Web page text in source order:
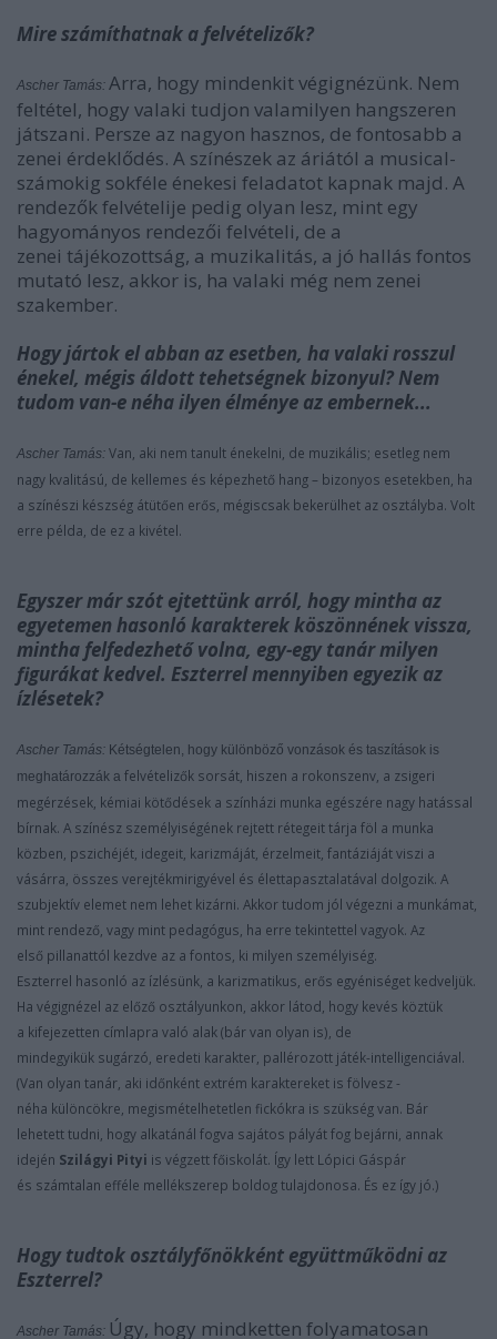
Mire számíthatnak a felvételizők?
Ascher Tamás: Arra, hogy mindenkit végignézünk. Nem
feltétel, hogy valaki tudjon valamilyen hangszeren
játszani. Persze az nagyon hasznos, de fontosabb a
zenei érdeklődés. A színészek az áriától a musical-
számokig sokféle énekesi feladatot kapnak majd. A
rendezők felvételije pedig olyan lesz, mint egy
hagyományos rendezői felvételi, de a
zenei tájékozottság, a muzikalitás, a jó hallás fontos
mutató lesz, akkor is, ha valaki még nem zenei
szakember.
Hogy jártok el abban az esetben, ha valaki rosszul
énekel, mégis áldott tehetségnek bizonyul? Nem
tudom van-e néha ilyen élménye az embernek...
Ascher Tamás: Van, aki nem tanult énekelni, de muzikális; esetleg nem
nagy kvalitású, de kellemes és képezhető hang – bizonyos esetekben, ha
a színészi készség átütően erős, mégiscsak bekerülhet az osztályba. Volt
erre példa, de ez a kivétel.
Egyszer már szót ejtettünk arról, hogy mintha az
egyetemen hasonló karakterek köszönnének vissza,
mintha felfedezhető volna, egy-egy tanár milyen
figurákat kedvel. Eszterrel mennyiben egyezik az
ízlésetek?
Ascher Tamás: Kétségtelen, hogy különböző vonzások és taszítások is
meghatározzák a felvételizők sorsát, hiszen a rokonszenv, a zsigeri
megérzések, kémiai kötődések a színházi munka egészére nagy hatással
bírnak. A színész személyiségének rejtett rétegeit tárja föl a munka
közben, pszichéjét, idegeit, karizmáját, érzelmeit, fantáziáját viszi a
vásárra, összes verejtékmirigyével és élettapasztalatával dolgozik. A
szubjektív elemet nem lehet kizárni. Akkor tudom jól végezni a munkámat,
mint rendező, vagy mint pedagógus, ha erre tekintettel vagyok. Az
első pillanattól kezdve az a fontos, ki milyen személyiség.
Eszterrel hasonló az ízlésünk, a karizmatikus, erős egyéniséget kedveljük.
Ha végignézel az előző osztályunkon, akkor látod, hogy kevés köztük
a kifejezetten címlapra való alak (bár van olyan is), de
mindegyikük sugárzó, eredeti karakter, pallérozott játék-intelligenciával.
(Van olyan tanár, aki időnként extrém karaktereket is fölvesz -
néha különcökre, megismételhetetlen fickókra is szükség van. Bár
lehetetttudni, hogy alkatánál fogva sajátos pályát fog bejárni, annak
idején Szilágyi Pityi is végzett főiskolát. Így lett Lópici Gáspár
és számtalan efféle mellékszerep boldog tulajdonosa. És ez így jó.)
Hogy tudtok osztályfőnökként együttműködni az
Eszterrel?
Ascher Tamás: Úgy, hogy mindketten folyamatosan